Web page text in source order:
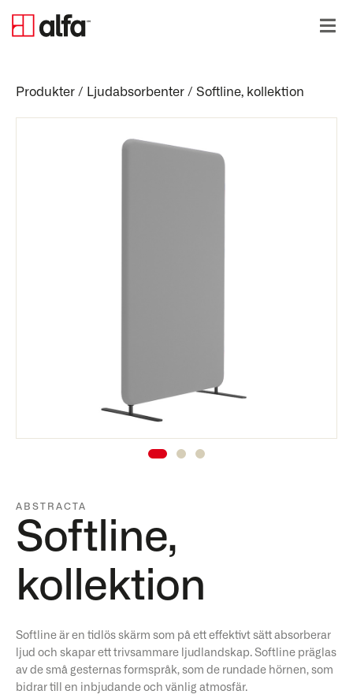
Produkter / Ljudabsorbenter / Softline, kollektion
ABSTRACTA
Softline,
kollektion
Softline är en tidlös skärm som på ett effektivt sätt absorberar
ljud och skapar ett trivsammare ljudlandskap. Softline präglas
av de små gesternas formspråk, som de rundade hörnen, som
bidrar till en inbjudande och vänlig atmosfär.